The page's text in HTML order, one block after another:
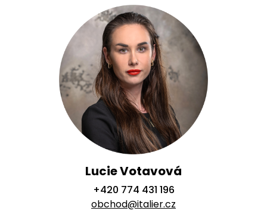
Lucie Votavová
+420 774 431 196
obchod@italier.cz